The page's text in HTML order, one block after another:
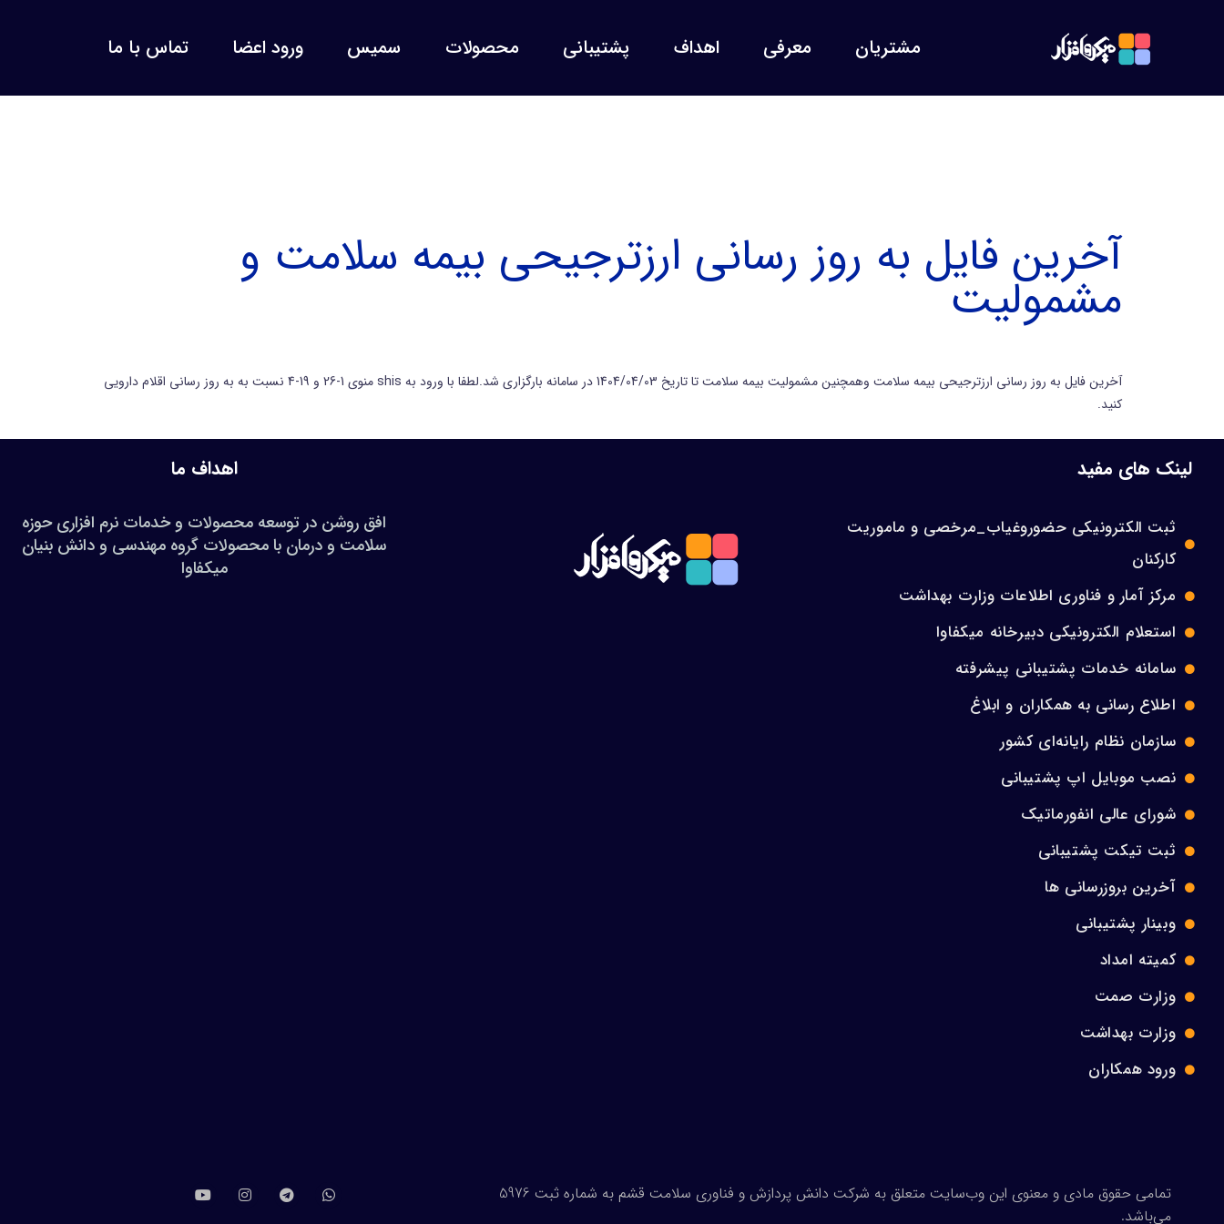
مشتریان معرفی اهداف پشتیبانی محصولات سمیس ورود اعضا تماس با ما
آخرین فایل به روز رسانی ارزترجیحی بیمه سلامت و
مشمولیت
آخرین فایل به روز رسانی ارزترجیحی بیمه سلامت وهمچنین مشمولیت بیمه سلامت تا تاریخ 1404/04/03 در سامانه بارگزاری شد.لطفا با ورود به shis منوی 1-26 و 19-4 نسبت به به روز رسانی اقلام دارویی
کنید.
لینک های مفید
ثبت الکترونیکی حضوروغیاب_مرخصی و ماموریت
کارکنان
مرکز آمار و فناوری اطلاعات وزارت بهداشت
استعلام الکترونیکی دبیرخانه میکفاوا
سامانه خدمات پشتیبانی پیشرفته
اطلاع رسانی به همکاران و ابلاغ
سازمان نظام رایانه‌ای کشور
نصب موبایل اپ پشتیبانی
شورای عالی انفورماتیک
ثبت تیکت پشتیبانی
آخرین بروزرسانی ها
وبینار پشتیبانی
کمیته امداد
وزارت صمت
وزارت بهداشت
ورود همکاران
اهداف ما
افق روشن در توسعه محصولات و خدمات نرم افزاری حوزه
سلامت و درمان با محصولات گروه مهندسی و دانش بنیان
میکفاوا
تمامی حقوق مادی و معنوی این وب‌سایت متعلق به شرکت دانش پردازش و فناوری سلامت قشم به شماره ثبت 5976
می‌باشد.